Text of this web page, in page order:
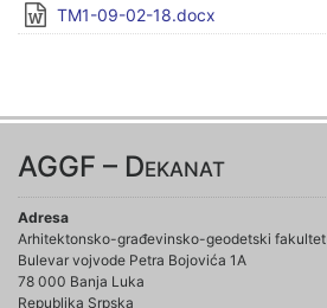
TM1-09-02-18.docx
AGGF – Dekanat
Adresa
Arhitektonsko-građevinsko-geodetski fakultet
Bulevar vojvode Petra Bojovića 1A
78 000 Banja Luka
Republika Srpska